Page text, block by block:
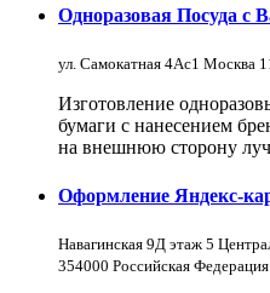
Одноразовая Посуда с
ул. Самокатная 4Ас1 Москва
Изготовление
бумаги с нанесением
на внешнюю сторону
Оформление Яндекс-
Навагинская 9Д этаж 5
354000 Российская Федерация